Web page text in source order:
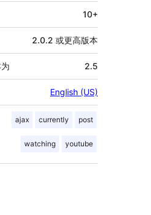
10+
2.0.2 或更高版本
2.5
English (US)
ajax currently post
watching youtube